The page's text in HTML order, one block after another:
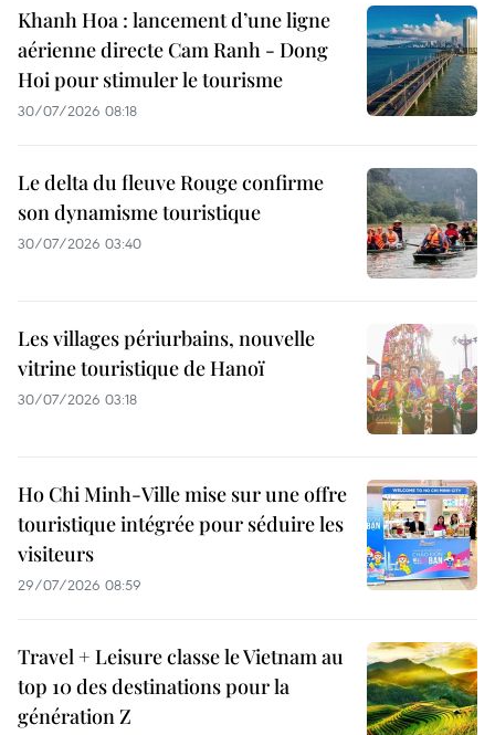
Khanh Hoa : lancement d’une ligne
aérienne directe Cam Ranh - Dong
Hoi pour stimuler le tourisme
30/07/2026 08:18
Le delta du fleuve Rouge confirme
son dynamisme touristique
30/07/2026 03:40
Les villages périurbains, nouvelle
vitrine touristique de Hanoï
30/07/2026 03:18
Ho Chi Minh-Ville mise sur une offre
touristique intégrée pour séduire les
visiteurs
29/07/2026 08:59
Travel + Leisure classe le Vietnam au
top 10 des destinations pour la
génération Z